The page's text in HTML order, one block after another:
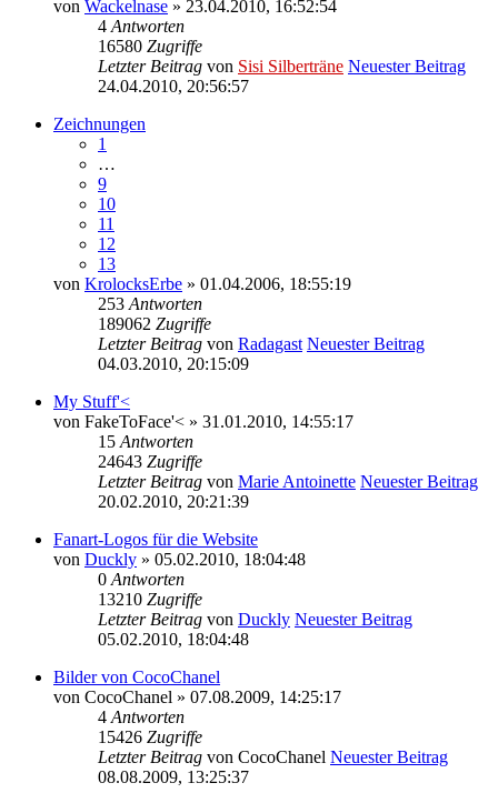
von Wackelnase » 23.04.2010, 16:52:54
4 Antworten
16580 Zugriffe
Letzter Beitrag von Sisi Silberträne Neuester Beitrag
24.04.2010, 20:56:57
Zeichnungen
1
…
9
10
11
12
13
von KrolocksErbe » 01.04.2006, 18:55:19
253 Antworten
189062 Zugriffe
Letzter Beitrag von Radagast Neuester Beitrag
04.03.2010, 20:15:09
My Stuff'<
von FakeToFace'< » 31.01.2010, 14:55:17
15 Antworten
24643 Zugriffe
Letzter Beitrag von Marie Antoinette Neuester Beitrag
20.02.2010, 20:21:39
Fanart-Logos für die Website
von Duckly » 05.02.2010, 18:04:48
0 Antworten
13210 Zugriffe
Letzter Beitrag von Duckly Neuester Beitrag
05.02.2010, 18:04:48
Bilder von CocoChanel
von CocoChanel » 07.08.2009, 14:25:17
4 Antworten
15426 Zugriffe
Letzter Beitrag von CocoChanel Neuester Beitrag
08.08.2009, 13:25:37